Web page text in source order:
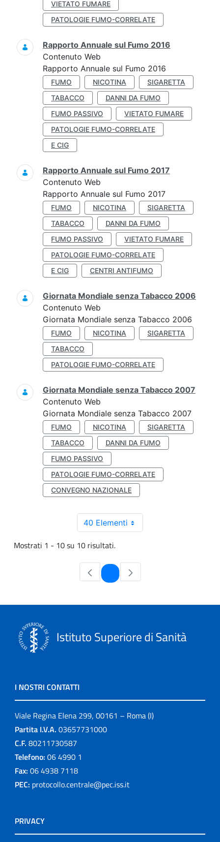
VIETATO FUMARE
PATOLOGIE FUMO-CORRELATE
Rapporto Annuale sul Fumo 2016
Contenuto Web
Rapporto Annuale sul Fumo 2016
FUMO NICOTINA
SIGARETTA
TABACCO
DANNI DA FUMO
FUMO PASSIVO
VIETATO FUMARE
PATOLOGIE FUMO-CORRELATE
E CIG
Rapporto Annuale sul Fumo 2017
Contenuto Web
Rapporto Annuale sul Fumo 2017
FUMO NICOTINA
SIGARETTA
TABACCO
DANNI DA FUMO
FUMO PASSIVO
VIETATO FUMARE
PATOLOGIE FUMO-CORRELATE
E CIG
CENTRI ANTIFUMO
Giornata Mondiale senza Tabacco 2006
Contenuto Web
Giornata Mondiale senza Tabacco 2006
FUMO NICOTINA
SIGARETTA
TABACCO
PATOLOGIE FUMO-CORRELATE
Giornata Mondiale senza Tabacco 2007
Contenuto Web
Giornata Mondiale senza Tabacco 2007
FUMO NICOTINA
SIGARETTA
TABACCO
DANNI DA FUMO
FUMO PASSIVO
PATOLOGIE FUMO-CORRELATE
CONVEGNO NAZIONALE
40 Elementi
Mostrati 1 - 10 su 10 risultati.
Pagina
Istituto Superiore di Sanità
I NOSTRI CONTATTI
Viale Regina Elena 299, 00161 – Roma (I)
Partita I.V.A. 03657731000
C.F. 80211730587
Telefono: 06 4990 1
Fax: 06 4938 7118
PEC: protocollo.centrale@pec.iss.it
PRIVACY